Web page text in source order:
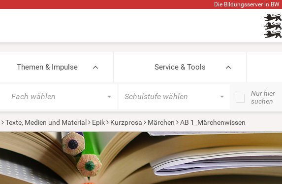
Die Bildungsserver in BW
Themen & Impulse Service & Tools
Fach wählen Schulstufe wählen
Nur hier
suchen
Texte, Medien und Material Epik Kurzprosa Märchen AB 1_Märchenwissen